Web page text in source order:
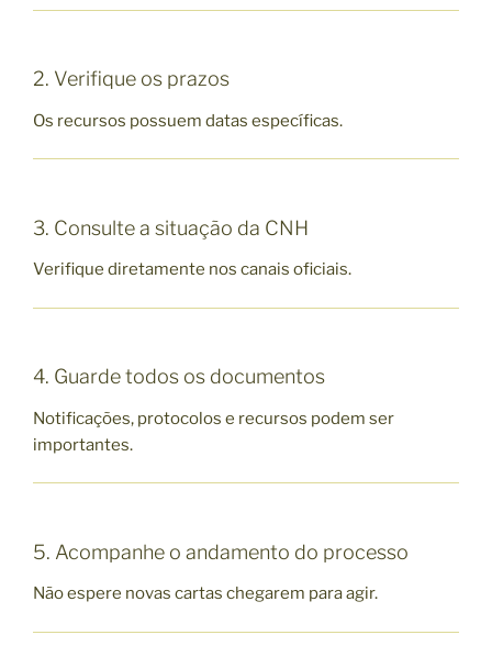
2. Verifique os prazos
Os recursos possuem datas específicas.
3. Consulte a situação da CNH
Verifique diretamente nos canais oficiais.
4. Guarde todos os documentos
Notificações, protocolos e recursos podem ser
importantes.
5. Acompanhe o andamento do processo
Não espere novas cartas chegarem para agir.